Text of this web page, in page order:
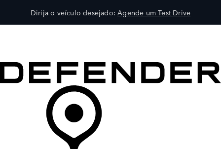
Dirija o veículo desejado:Agende um Test Drive